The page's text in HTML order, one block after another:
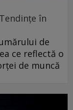
în
de
ce reflectă o
de muncă